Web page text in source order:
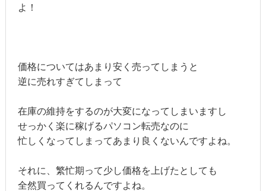
よ！
価格についてはあまり安く売ってしまうと
逆に売れすぎてしまって
在庫の維持をするのが大変になってしまいますし
せっかく楽に稼げるパソコン転売なのに
忙しくなってしまってあまり良くないんですよね。
それに、繁忙期って少し価格を上げたとしても
全然買ってくれるんですよね。